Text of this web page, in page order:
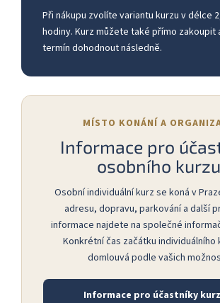
Při nákupu zvolíte variantu kurzu v délce
hodiny. Kurz můžete také přímo zakoupit
termín dohodnout následně.
MÍSTO KONÁNÍ A
Informace pro
osobního kurzu
Osobní individuální kurz se koná v
adresu, dopravu, parkování a další
informace najdete na společné
Konkrétní čas začátku individuálního
domlouvá podle vašich
Informace pro účastníky